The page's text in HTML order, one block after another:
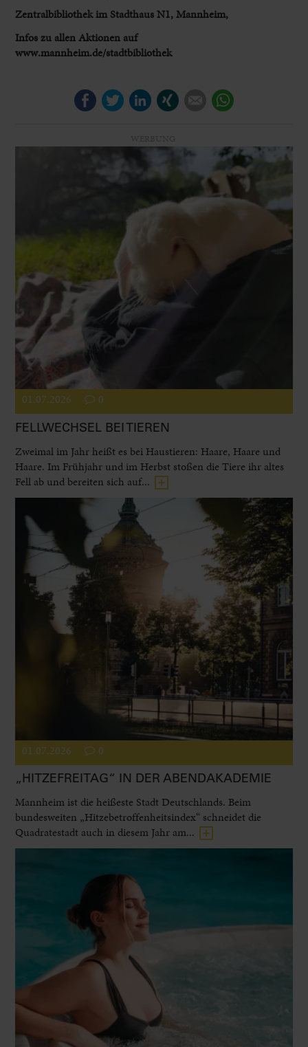
Zentralbibliothek im Stadthaus N1, Mannheim,
Infos zu allen Aktionen auf
www.mannheim.de/stadtbibliothek
FacebookTwitterLinkedIn E-mail
01.07.2026 0
FELLWECHSEL BEI TIEREN
Zweimal im Jahr heißt es bei Haustieren: Haare, Haare und
Haare. Im Frühjahr und im Herbst stoßen die Tiere ihr altes
Fell ab und bereiten sich auf...
01.07.2026 0
„HITZEFREITAG“ IN DER ABENDAKADEMIE
Mannheim ist die heißeste Stadt Deutschlands. Beim
bundesweiten „Hitzebetroffenheitsindex“ schneidet die
Quadratestadt auch in diesem Jahr am...